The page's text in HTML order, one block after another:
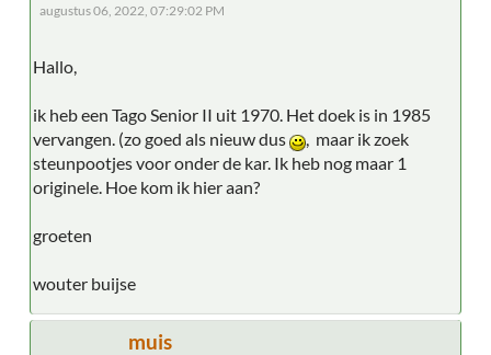
augustus 06, 2022, 07:29:02 PM
Hallo,
ik heb een Tago Senior II uit 1970. Het doek is in 1985
vervangen. (zo goed als nieuw dus
, maar ik zoek
steunpootjes voor onder de kar. Ik heb nog maar 1
originele. Hoe kom ik hier aan?
groeten
wouter buijse
muis